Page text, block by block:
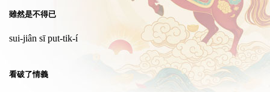
雖然是不得已
sui-jiân sī put-tik-í
看破了情義